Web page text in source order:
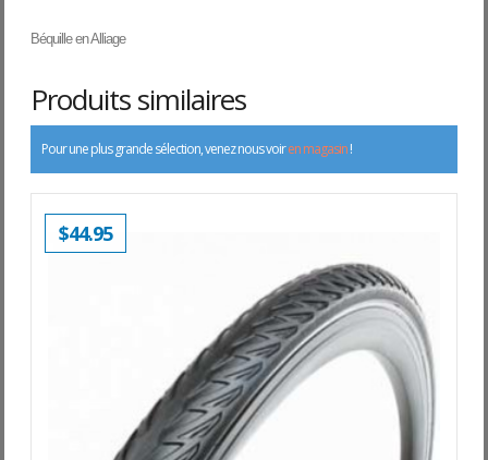
Béquille en Alliage
Produits similaires
Pour une plus grande sélection, venez nous voiren magasin!
$44.95